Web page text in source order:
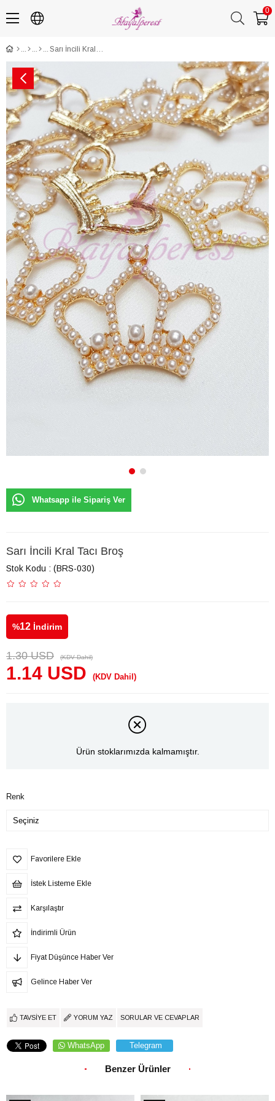
0
Sarı İncili Kral Tacı Broş
Whatsapp ile Sipariş Ver
Sarı İncili Kral Tacı Broş
Stok Kodu (BRS-030)
%12 İndirim
1.30 USD (KDV Dahil)
1.14 USD (KDV Dahil)
Ürün stoklarımızda kalmamıştır.
Renk
Favorilere Ekle
İstek Listeme Ekle
Karşılaştır
İndirimli Ürün
Fiyat Düşünce Haber Ver
Gelince Haber Ver
TAVSIYE ET YORUM YAZ SORULAR VE CEVAPLAR
WhatsApp Telegram
Benzer Ürünler